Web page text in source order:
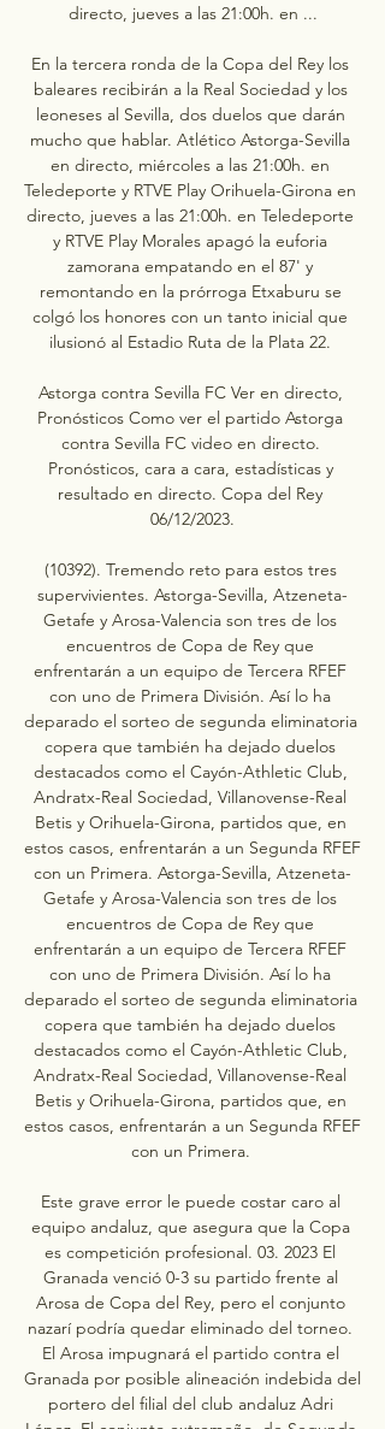
directo, jueves a las 21:00h. en ...
En la tercera ronda de la Copa del Rey los
baleares recibirán a la Real Sociedad y los
leoneses al Sevilla, dos duelos que darán
mucho que hablar. Atlético Astorga-Sevilla
en directo, miércoles a las 21:00h. en
Teledeporte y RTVE Play Orihuela-Girona en
directo, jueves a las 21:00h. en Teledeporte
y RTVE Play Morales apagó la euforia
zamorana empatando en el 87' y
remontando en la prórroga Etxaburu se
colgó los honores con un tanto inicial que
ilusionó al Estadio Ruta de la Plata 22.
Astorga contra Sevilla FC Ver en directo,
Pronósticos Como ver el partido Astorga
contra Sevilla FC video en directo.
Pronósticos, cara a cara, estadísticas y
resultado en directo. Copa del Rey
06/12/2023.
(10392). Tremendo reto para estos tres
supervivientes. Astorga-Sevilla, Atzeneta-
Getafe y Arosa-Valencia son tres de los
encuentros de Copa de Rey que
enfrentarán a un equipo de Tercera RFEF
con uno de Primera División. Así lo ha
deparado el sorteo de segunda eliminatoria
copera que también ha dejado duelos
destacados como el Cayón-Athletic Club,
Andratx-Real Sociedad, Villanovense-Real
Betis y Orihuela-Girona, partidos que, en
estos casos, enfrentarán a un Segunda RFEF
con un Primera. Astorga-Sevilla, Atzeneta-
Getafe y Arosa-Valencia son tres de los
encuentros de Copa de Rey que
enfrentarán a un equipo de Tercera RFEF
con uno de Primera División. Así lo ha
deparado el sorteo de segunda eliminatoria
copera que también ha dejado duelos
destacados como el Cayón-Athletic Club,
Andratx-Real Sociedad, Villanovense-Real
Betis y Orihuela-Girona, partidos que, en
estos casos, enfrentarán a un Segunda RFEF
con un Primera.
Este grave error le puede costar caro al
equipo andaluz, que asegura que la Copa
es competición profesional. 03. 2023 El
Granada venció 0-3 su partido frente al
Arosa de Copa del Rey, pero el conjunto
nazarí podría quedar eliminado del torneo.
El Arosa impugnará el partido contra el
Granada por posible alineación indebida del
portero del filial del club andaluz Adri